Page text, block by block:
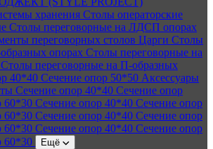
хранения Столы операторские
Столы переговорные на ЛДСП опорах
переговорных столов Царги Столы
опорах Столы переговорные на
Столы переговорные на П-образных
40*40 Сечение опор 50*50 Аксессуары
Сечение опор 40*40 Сечение опор
60*30 Сечение опор 40*40 Сечение опор
60*30 Сечение опор 40*40 Сечение опор
60*30 Сечение опор 40*40 Сечение опор
60*30 Ещё